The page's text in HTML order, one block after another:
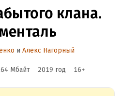
клана.
и Алекс Нагорный
Мбайт 2019 год 16+